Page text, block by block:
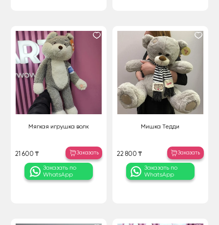
Мягкая игрушка волк
21 600 ₸ Заказать
Заказать по
WhatsApp
Мишка Тедди
22 800 ₸ Заказать
Заказать по
WhatsApp